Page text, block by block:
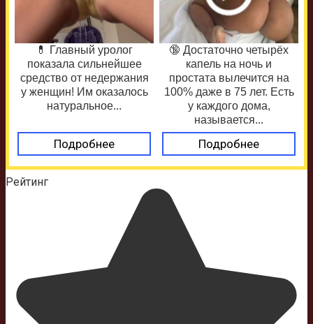
💊 Главный уролог
показала сильнейшее
средство от недержания
у женщин! Им оказалось
натуральное...
Подробнее
🔞 Достаточно четырёх
капель на ночь и
простата вылечится на
100% даже в 75 лет. Есть
у каждого дома,
называется...
Подробнее
Рейтинг